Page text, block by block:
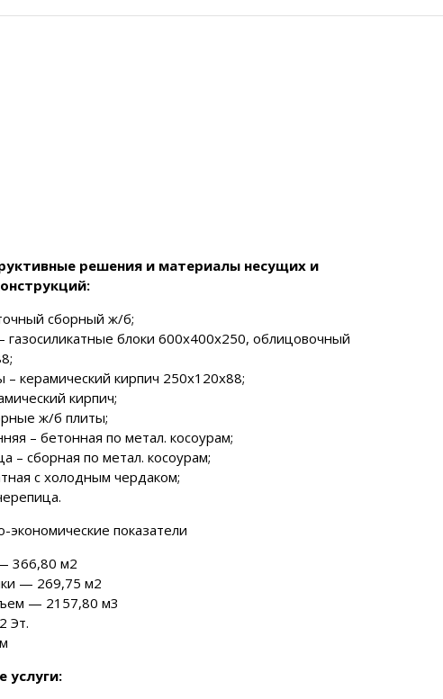
решения и материалы несущих и
сборный ж/б;
блоки 600х400х250, облицовочный
– керамический кирпич 250х120х88;
кирпич;
ж/б плиты;
– бетонная по метал. косоурам;
– сборная по метал. косоурам;
с холодным чердаком;
показатели
366,80 м2
— 269,75 м2
— 2157,80 м3
Эт.
услуги: